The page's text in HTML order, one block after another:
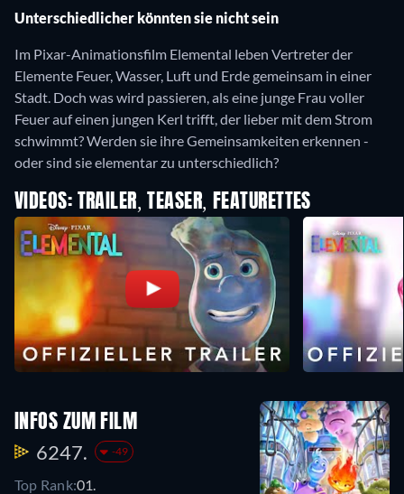
Unterschiedlicher könnten sie nicht sein
Im Pixar-Animationsfilm Elemental leben Vertreter der
Elemente Feuer, Wasser, Luft und Erde gemeinsam in einer
Stadt. Doch was wird passieren, als eine junge Frau voller
Feuer auf einen jungen Kerl trifft, der lieber mit dem Strom
schwimmt? Werden sie ihre Gemeinsamkeiten erkennen -
oder sind sie elementar zu unterschiedlich?
VIDEOS: TRAILER, TEASER, FEATURETTES
INFOS ZUM FILM
6247. -49
Top Rank:01.